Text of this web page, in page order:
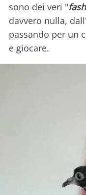
sono dei veri "
davvero nulla,
passando per un
e giocare.